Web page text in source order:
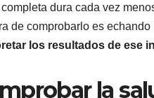
dura cada vez
de comprobarlo es echando
los resultados de ese
la